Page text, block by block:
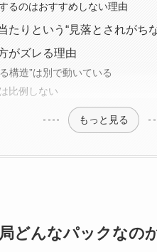
るのはおすすめしない理由
たりという“見落とされがち
がズレる理由
構造”は別で動いている
比例しない
もっと見る
どんなパックなの